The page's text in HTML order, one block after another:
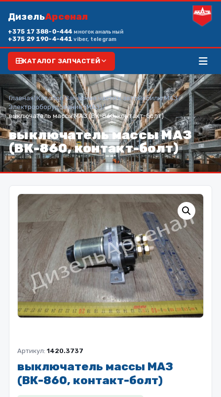
ДизельАрсенал
+375 17 388-0-444 многоканальный
+375 29 190-4-441viber, telegram
КАТАЛОГ ЗАПЧАСТЕЙ
Главная/Каталог/Запасные части к автомобилю МАЗ/
Электрооборудование (МАЗ)/
выключатель массы МАЗ (ВК-860, контакт-болт)
выключатель массы МАЗ
(ВК-860, контакт-болт)
Артикул: 1420.3737
выключатель массы МАЗ
(ВК-860, контакт-болт)